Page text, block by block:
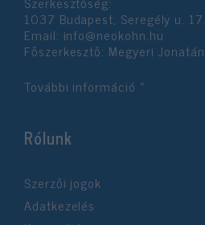
1037 Budapest, Seregély u. 17.
Email: info@neokohn.hu
Főszerkesztő: Megyeri Jonatán
További információ »
Rólunk
Szerzői jogok
Adatkezelés